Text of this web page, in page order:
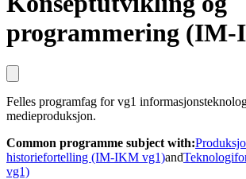
programmering (IM-
Felles programfag for vg1
medieproduksjon.
Common programme subject with:
historiefortelling (IM-IKM vg1)and
vg1)